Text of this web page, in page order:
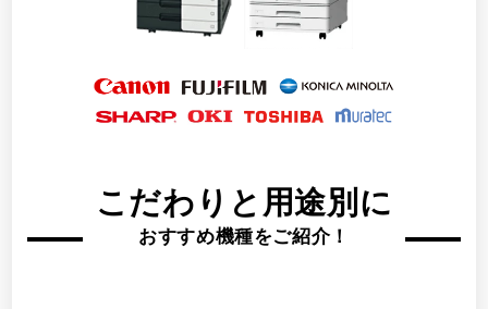
こだわりと用途別に
おすすめ機種をご紹介！